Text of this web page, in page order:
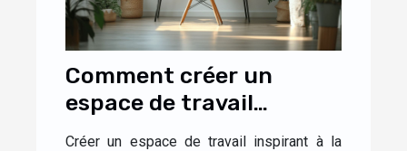
Comment créer un
espace de travail
inspirant à la maison
Créer un espace de travail inspirant à la